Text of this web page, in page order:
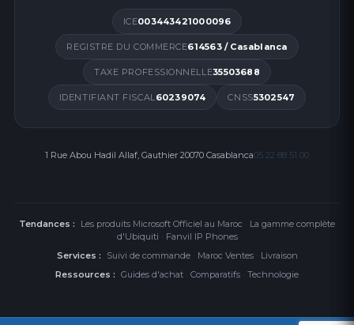
ICE003443421000096
REGISTRE DU COMMERCE614563 / Casablanca
TAXE PROFESSIONNELLE35503688
IDENTIFIANT FISCAL60239074 CNSS5302547
1 Rue Abou Hadil Allaf, Gauthier 20070 Casablanca05 22 88 51 00
Tendances : Les produits Microsoft Officiel au Maroc · La gamme complète
d'Ubiquiti · Fanvil IP Phones
Services :
Suivi de commande· Maroc Ventes· Livraison
Ressources : Guides d'achat · Comparatifs · Technologie